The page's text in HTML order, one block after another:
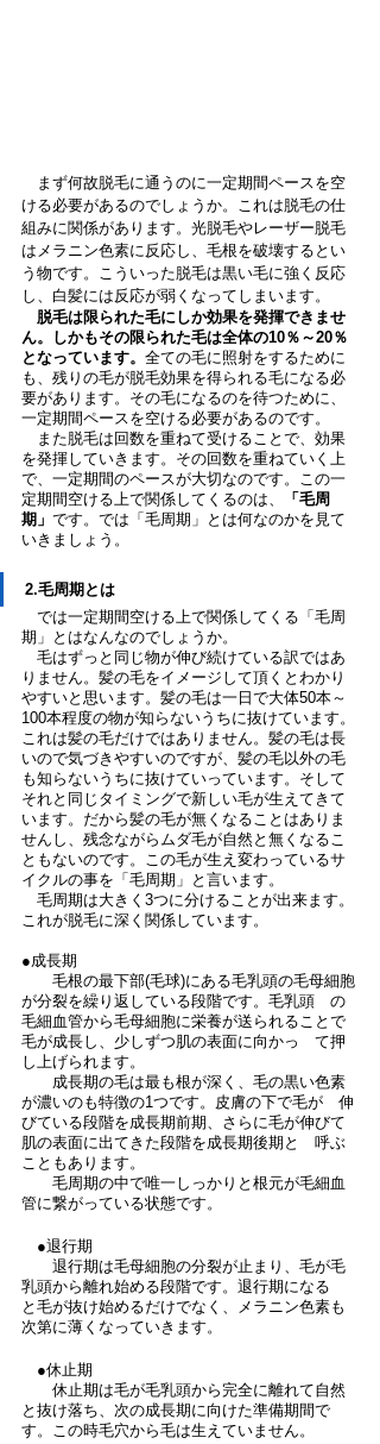
まず何故脱毛に通うのに一定期間ペースを空
ける必要があるのでしょうか。これは脱毛の仕
組みに関係があります。光脱毛やレーザー脱毛
はメラニン色素に反応し、毛根を破壊するとい
う物です。こういった脱毛は黒い毛に強く反応
し、白髪には反応が弱くなってしまいます。
脱毛は限られた毛にしか効果を発揮できませ
ん。しかもその限られた毛は全体の10％～20％
となっています。 全ての毛に照射をするために
も、残りの毛が脱毛効果を得られる毛になる必
要があります。その毛になるのを待つために、
一定期間ペースを空ける必要があるのです。
また脱毛は回数を重ねて受けることで、効果
を発揮していきます。その回数を重ねていく上
で、一定期間のペースが大切なのです。この一
定期間空ける上で関係してくるのは、
「毛周
期」 です。では「毛周期」とは何なのかを見て
いきましょう。
2.毛周期とは
では一定期間空ける上で関係してくる「毛周
期」とはなんなのでしょうか。
毛はずっと同じ物が伸び続けている訳ではあ
りません。髪の毛をイメージして頂くとわかり
やすいと思います。髪の毛は一日で大体50本～
100本程度の物が知らないうちに抜けています。
これは髪の毛だけではありません。髪の毛は長
いので気づきやすいのですが、髪の毛以外の毛
も知らないうちに抜けていっています。そして
それと同じタイミングで新しい毛が生えてきて
います。だから髪の毛が無くなることはありま
せんし、残念ながらムダ毛が自然と無くなるこ
ともないのです。この毛が生え変わっているサ
イクルの事を「毛周期」と言います。
毛周期は大きく3つに分けることが出来ます。
これが脱毛に深く関係しています。
●成長期
毛根の最下部(毛球)にある毛乳頭の毛母細胞
が分裂を繰り返している段階です。毛乳頭　の
毛細血管から毛母細胞に栄養が送られることで
毛が成長し、少しずつ肌の表面に向かっ　て押
し上げられます。
成長期の毛は最も根が深く、毛の黒い色素
が濃いのも特徴の1つです。皮膚の下で毛が　伸
びている段階を成長期前期、さらに毛が伸びて
肌の表面に出てきた段階を成長期後期と　呼ぶ
こともあります。
毛周期の中で唯一しっかりと根元が毛細血
管に繋がっている状態です。
●退行期
退行期は毛母細胞の分裂が止まり、毛が毛
乳頭から離れ始める段階です。退行期になる
と毛が抜け始めるだけでなく、メラニン色素も
次第に薄くなっていきます。
●休止期
休止期は毛が毛乳頭から完全に離れて自然
と抜け落ち、次の成長期に向けた準備期間で
す。この時毛穴から毛は生えていません。